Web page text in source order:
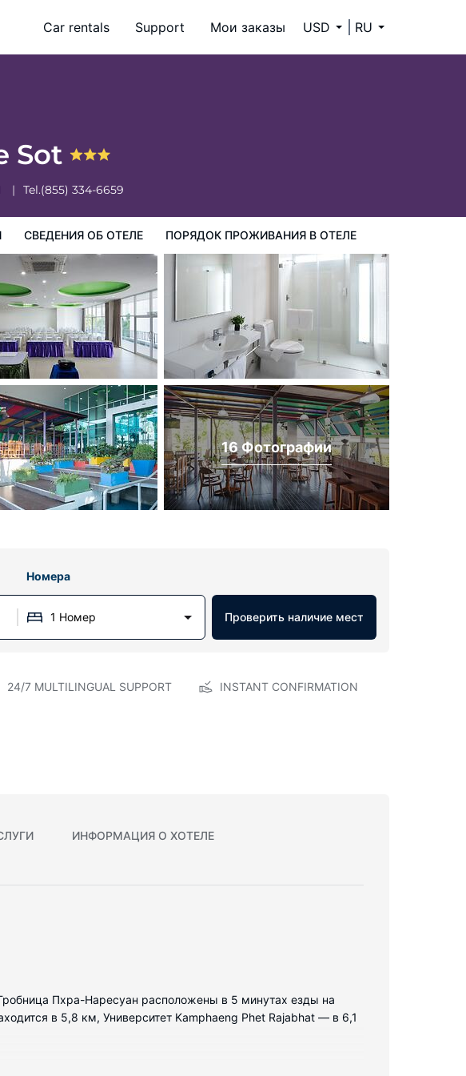
Car rentals Support Мои заказы USD RU
Sot
Tel.(855) 334-6659
СВЕДЕНИЯ ОБ ОТЕЛЕ ПОРЯДОК ПРОЖИВАНИЯ В ОТЕЛЕ
Порядок проживания в Отеле
16 Фотографии
Номера
1 Номер Проверить наличие мест
24/7 MULTILINGUAL SUPPORT INSTANT CONFIRMATION
ИНФОРМАЦИЯ О ХОТЕЛЕ
Пхра-Наресуан расположены в 5 минутах езды на
в 5,8 км, Университет Kamphaeng Phet Rajabhat — в 6,1